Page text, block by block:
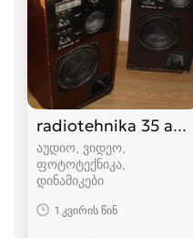
radiotehnika 35 ac-1
აუდიო, ვიდეო,
ფოტოტექნიკა,
დინამიკები
1 კვირის წინ